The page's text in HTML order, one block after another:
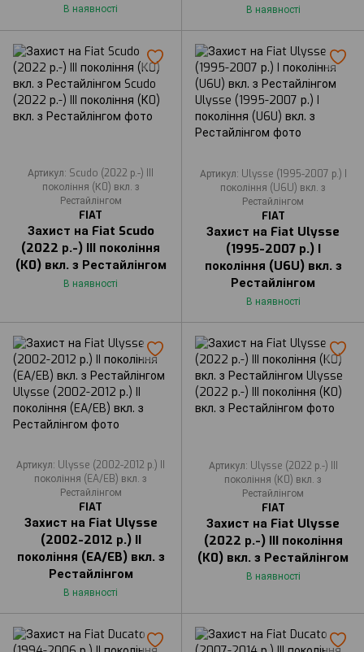
В наявності В наявності
Артикул: Scudo (2022 р.-) III
покоління (К0) вкл. з
Рестайлінгом
FIAT
Захист на Fiat Scudo
(2022 р.-) III покоління
(К0) вкл. з Рестайлінгом
В наявності
Артикул: Ulysse (1995-2007 р.) I
покоління (U6U) вкл. з
Рестайлінгом
FIAT
Захист на Fiat Ulysse
(1995-2007 р.) I
покоління (U6U) вкл. з
Рестайлінгом
В наявності
Артикул: Ulysse (2002-2012 р.) II
покоління (EA/EB) вкл. з
Рестайлінгом
FIAT
Захист на Fiat Ulysse
(2002-2012 р.) II
покоління (EA/EB) вкл. з
Рестайлінгом
В наявності
Артикул: Ulysse (2022 р.-) III
покоління (К0) вкл. з
Рестайлінгом
FIAT
Захист на Fiat Ulysse
(2022 р.-) III покоління
(К0) вкл. з Рестайлінгом
В наявності